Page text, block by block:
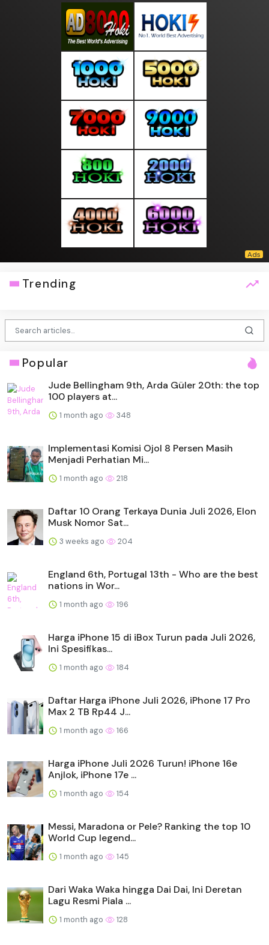
Trending
Popular
Jude Bellingham 9th, Arda Güler 20th: the top
100 players at...
1 month ago 348
Implementasi Komisi Ojol 8 Persen Masih
Menjadi Perhatian Mi...
1 month ago 218
Daftar 10 Orang Terkaya Dunia Juli 2026, Elon
Musk Nomor Sat...
3 weeks ago 204
England 6th, Portugal 13th - Who are the best
nations in Wor...
1 month ago 196
Harga iPhone 15 di iBox Turun pada Juli 2026,
Ini Spesifikas...
1 month ago 184
Daftar Harga iPhone Juli 2026, iPhone 17 Pro
Max 2 TB Rp44 J...
1 month ago 166
Harga iPhone Juli 2026 Turun! iPhone 16e
Anjlok, iPhone 17e ...
1 month ago 154
Messi, Maradona or Pele? Ranking the top 10
World Cup legend...
1 month ago 145
Dari Waka Waka hingga Dai Dai, Ini Deretan
Lagu Resmi Piala ...
1 month ago 128